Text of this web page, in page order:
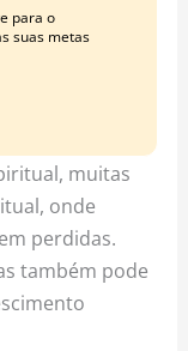
para o
suas metas
muitas
onde
perdidas.
também pode